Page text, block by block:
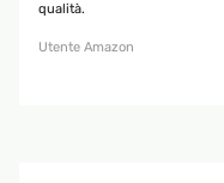
qualità.
Utente Amazon